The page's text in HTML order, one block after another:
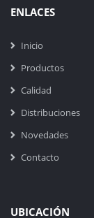
ENLACES
Inicio
Productos
Calidad
Distribuciones
Novedades
Contacto
UBICACIÓN